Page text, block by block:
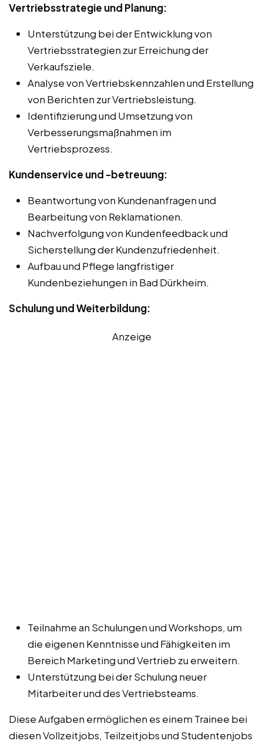
Vertriebsstrategie und Planung:
Unterstützung bei der Entwicklung von
Vertriebsstrategien zur Erreichung der
Verkaufsziele.
Analyse von Vertriebskennzahlen und Erstellung
von Berichten zur Vertriebsleistung.
Identifizierung und Umsetzung von
Verbesserungsmaßnahmen im
Vertriebsprozess.
Kundenservice und -betreuung:
Beantwortung von Kundenanfragen und
Bearbeitung von Reklamationen.
Nachverfolgung von Kundenfeedback und
Sicherstellung der Kundenzufriedenheit.
Aufbau und Pflege langfristiger
Kundenbeziehungen in Bad Dürkheim.
Schulung und Weiterbildung:
Anzeige
Teilnahme an Schulungen und Workshops, um
die eigenen Kenntnisse und Fähigkeiten im
Bereich Marketing und Vertrieb zu erweitern.
Unterstützung bei der Schulung neuer
Mitarbeiter und des Vertriebsteams.
Diese Aufgaben ermöglichen es einem Trainee bei
diesen Vollzeitjobs, Teilzeitjobs und Studentenjobs